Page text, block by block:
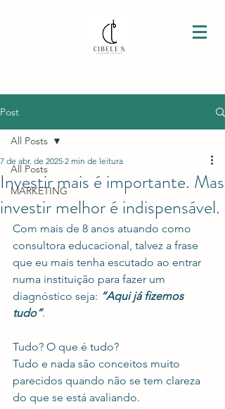
Post
All Posts
MARKETING
All Posts
Investir mais é importante. Mas
investir melhor é indispensável.
7 de abr. de 2025 2 min de leitura
Com mais de 8 anos atuando como
consultora educacional, talvez a frase
que eu mais tenha escutado ao entrar
numa instituição para fazer um
diagnóstico seja: “Aqui já fizemos
tudo”.
Tudo? O que é tudo?
Tudo e nada são conceitos muito
parecidos quando não se tem clareza
do que se está avaliando.